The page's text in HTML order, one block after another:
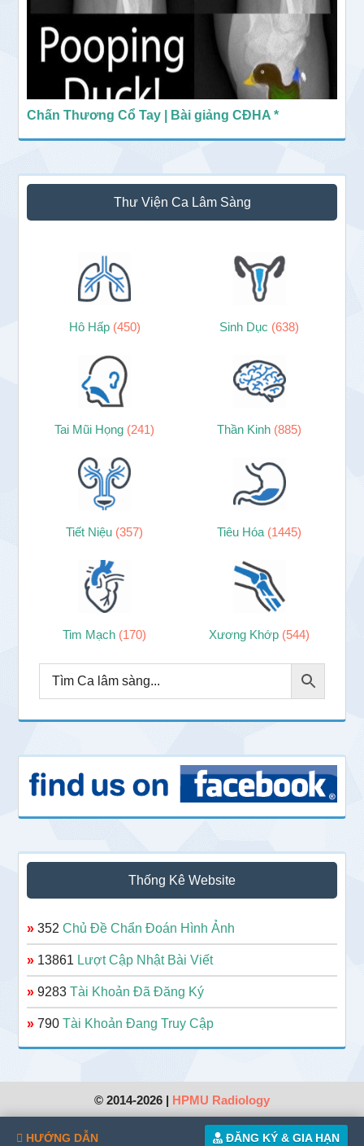
Chấn Thương Cổ Tay | Bài giảng CĐHA *
Thư Viện Ca Lâm Sàng
Hô Hấp (450) Sinh Dục (638)
Tai Mũi Họng (241) Thần Kinh (885)
Tiết Niệu (357) Tiêu Hóa (1445)
Tim Mạch (170) Xương Khớp (544)
Thống Kê Website
» 352Chủ Đề Chẩn Đoán Hình Ảnh
» 13861 Lượt Cập Nhật Bài Viết
» 9283Tài Khoản Đã Đăng Ký
» 790Tài Khoản Đang Truy Cập
© 2014-2026 | HPMU Radiology
HƯỚNG DẪN ĐĂNG KÝ & GIA HẠN